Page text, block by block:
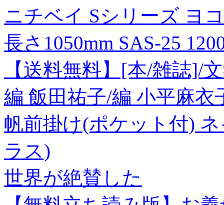
ニチベイ Sシリーズ ヨ
長さ1050mm SAS-25
【送料無料】[本/雑誌]/
編 飯田祐子/編 小平麻衣
帆前掛け(ポケット付) ネ
ラス)
世界が絶賛した